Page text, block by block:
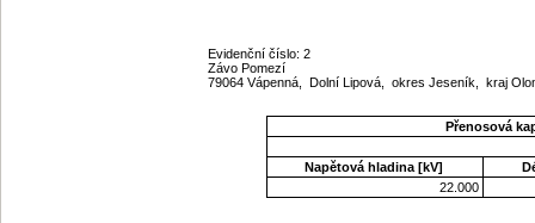
Evidenční číslo: 2
Závo Pomezí
79064 Vápenná, Dolní Lipová, okres Jeseník, kraj
Přenosová
Napětová hladina [kV]
22.000